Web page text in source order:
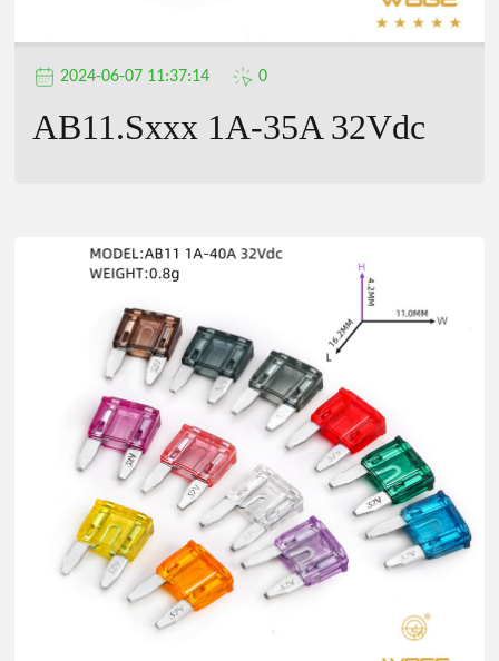
2024-06-07 11:37:14 0
AB11.Sxxx 1A-35A 32Vdc